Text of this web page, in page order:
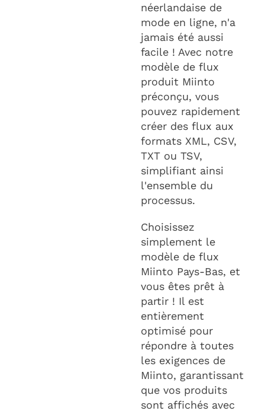
néerlandaise de
mode en ligne, n'a
jamais été aussi
facile ! Avec notre
modèle de flux
produit Miinto
préconçu, vous
pouvez rapidement
créer des flux aux
formats XML, CSV,
TXT ou TSV,
simplifiant ainsi
l'ensemble du
processus.
Choisissez
simplement le
modèle de flux
Miinto Pays-Bas, et
vous êtes prêt à
partir ! Il est
entièrement
optimisé pour
répondre à toutes
les exigences de
Miinto, garantissant
que vos produits
sont affichés avec